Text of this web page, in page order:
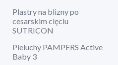
Plastry na blizny po
cesarskim cięciu
SUTRICON
Pieluchy PAMPERS Active
Baby 3